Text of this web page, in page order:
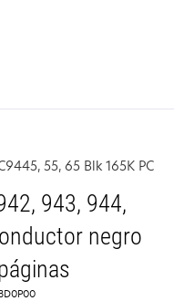
55, 65 Blk 165K PC
943, 944,
negro